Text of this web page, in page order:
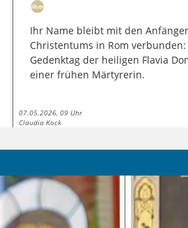
Ihr Name bleibt mit den
Christentums in Rom verbunden:
Gedenktag der heiligen Flavia
einer frühen Märtyrerin.
07.05.2026, 09 Uhr
Claudia Kock